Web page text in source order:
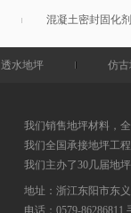
混凝土密封固化剂
透水地坪 仿
我们销售地坪材料，
我们全国承接地坪工
我们主办了30几届地
地址：浙江东阳市东
电话： 0579-86286811